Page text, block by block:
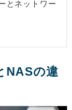
とネットワー
NASの違